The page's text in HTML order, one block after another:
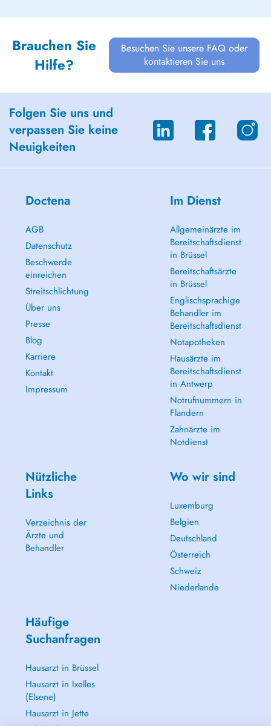
Brauchen Sie
Hilfe?
Besuchen Sie unsere FAQ oder
kontaktieren Sie uns
Folgen Sie uns und
verpassen Sie keine
Neuigkeiten
Doctena
AGB
Datenschutz
Beschwerde
einreichen
Streitschlichtung
Über uns
Presse
Blog
Karriere
Kontakt
Impressum
Im Dienst
Allgemeinärzte im
Bereitschaftsdienst
in Brüssel
Bereitschaftsärzte
in Brüssel
Englischsprachige
Behandler im
Bereitschaftsdienst
Notapotheken
Hausärzte im
Bereitschaftsdienst
in Antwerp
Notrufnummern in
Flandern
Zahnärzte im
Notdienst
Nützliche
Links
Verzeichnis der
Ärzte und
Behandler
Wo wir sind
Luxemburg
Belgien
Deutschland
Österreich
Schweiz
Niederlande
Häufige
Suchanfragen
Hausarzt in Brüssel
Hausarzt in Ixelles
(Elsene)
Hausarzt in Jette